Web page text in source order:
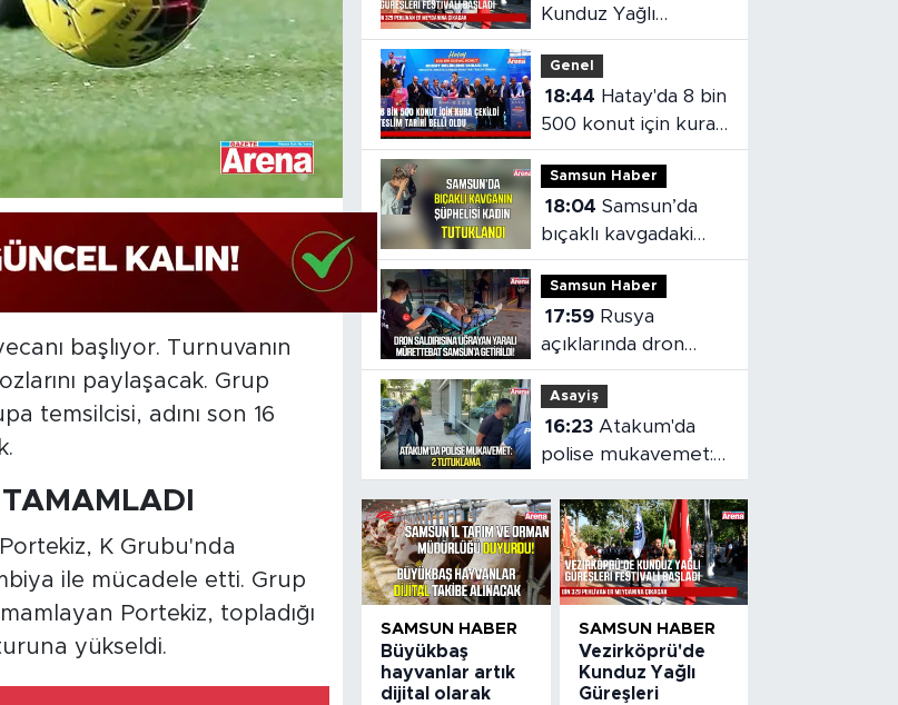
başlıyor. Turnuvanın
paylaşacak. Grup
temsilcisi, adını son 16
K Grubu'nda
ile mücadele etti. Grup
Portekiz, topladığı
yükseldi.
Kunduz Yağlı
Güreşleri Festivali
başladı
Genel
18:44
500 konut için kura
çekildi
Samsun Haber
18:04 Samsun’da
bıçaklı kavgadaki
kadın şüpheli
tutuklandı
Samsun Haber
17:59
açıklarında dron
saldırısı: Yaralı
mürettebat
Samsun'a getirildi
Asayiş
16:23 Atakum'da
polise mukavemet:
2 tutuklama
SAMSUN HABER
Büyükbaş
hayvanlar artık
dijital olarak
SAMSUN HABER
Vezirköprü'de
Kunduz Yağlı
Güreşleri